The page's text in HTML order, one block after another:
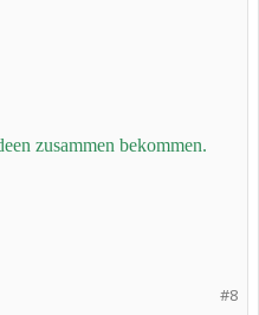
zusammen bekommen.
#8